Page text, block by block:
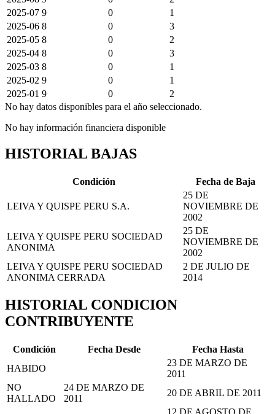
2025-07 9 0
1
2025-06 8 0
3
2025-05 8 0
2
2025-04 8 0
3
2025-03 8 0
1
2025-02 9 0
1
2025-01 9 0
2
No hay datos disponibles para el año seleccionado.
No hay información financiera disponible
HISTORIAL BAJAS
Condición Fecha de Baja
LEIVA Y QUISPE PERU S.A.
25 DE
NOVIEMBRE DE
2002
LEIVA Y QUISPE PERU SOCIEDAD
ANONIMA
25 DE
NOVIEMBRE DE
2002
LEIVA Y QUISPE PERU SOCIEDAD
ANONIMA CERRADA
2 DE JULIO DE
2014
HISTORIAL CONDICION
CONTRIBUYENTE
Condición Fecha Desde
Fecha Hasta
HABIDO
23 DE MARZO DE
2011
NO
HALLADO
24 DE MARZO DE
2011
20 DE ABRIL DE 2011